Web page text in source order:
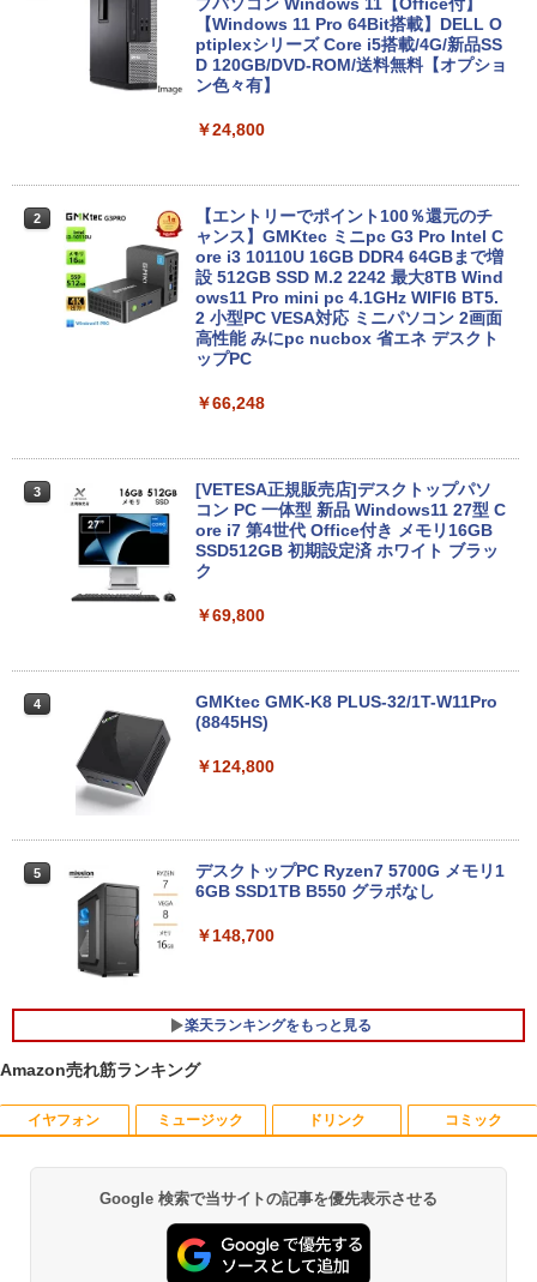
【Windows 11 Pro 64Bit搭載】DELL O
ptiplexシリーズ Core i5搭載/4G/新品SS
D 120GB/DVD-ROM/送料無料【オプショ
ン色々有】
￥24,800
2
【エントリーでポイント100％還元のチ
ャンス】GMKtec ミニpc G3 Pro Intel C
ore i3 10110U 16GB DDR4 64GBまで増
設 512GB SSD M.2 2242 最大8TB Wind
ows11 Pro mini pc 4.1GHz WIFI6 BT5.
2 小型PC VESA対応 ミニパソコン 2画面
高性能 みにpc nucbox 省エネ デスクト
ップPC
￥66,248
3
[VETESA正規販売店]デスクトップパソ
コン PC 一体型 新品 Windows11 27型 C
ore i7 第4世代 Office付き メモリ16GB
SSD512GB 初期設定済 ホワイト ブラッ
ク
￥69,800
4
GMKtec GMK-K8 PLUS-32/1T-W11Pro
(8845HS)
￥124,800
5
デスクトップPC Ryzen7 5700G メモリ1
6GB SSD1TB B550 グラボなし
￥148,700
楽天ランキングをもっと見る
1
【予約商品】2027年度カレンダー ミニミ
ティングライフ 大人 かわいい インテリ
ア イラスト 令和9年 おしゃれ イラスト
￥2,200
Amazon売れ筋ランキング
イヤフォン
Anker Soundcore P40i オフホワイト
￥7,990
ミュージック
BRUCE WAYNE feat. Flo Milli, ATL Jacob
[Explicit]
￥250
ドリンク
【Amazon.co.jp限定】 い・ろ・は・す 2L P
ET ラベルレス ×8本
￥1,112
コミック
薬屋のひとりごと 17巻 (デジタル版ビッグガ
ンガンコミックス)
￥770
Google 検索で当サイトの記事を優先表示させる